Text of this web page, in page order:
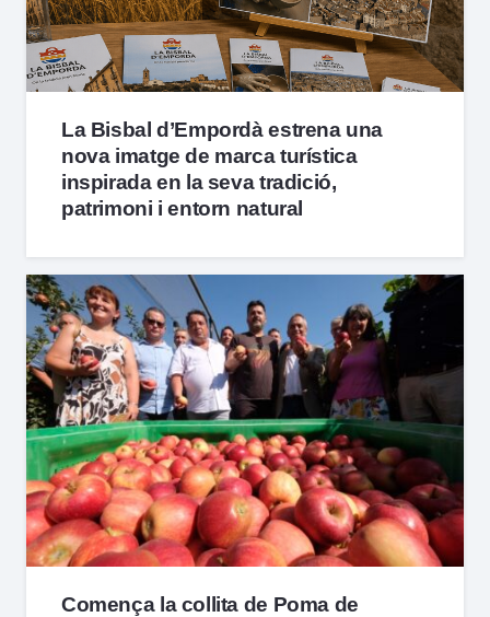
La Bisbal d’Empordà estrena una
nova imatge de marca turística
inspirada en la seva tradició,
patrimoni i entorn natural
Comença la collita de Poma de